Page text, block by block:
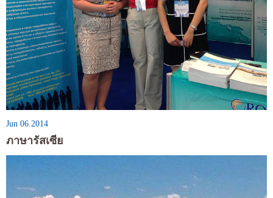
Jun 06.2014
ภาษารัสเซีย